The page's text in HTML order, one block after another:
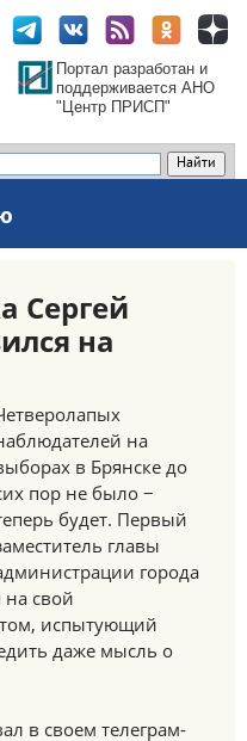
Портал разработан и
поддерживается АНО
"Центр ПРИСП"
Сергей
на
на
в Брянске до
пор не было −
будет. Первый
главы
города
свой
испытующий
даже мысль о
в своем телеграм-